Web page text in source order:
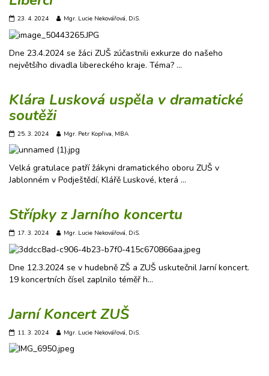
23. 4. 2024 Mgr. Lucie Nekovářová, DiS.
Dne 23.4.2024 se žáci ZUŠ zúčastnili exkurze do našeho
největšího divadla libereckého kraje. Téma? …
Klára Lusková uspěla v dramatické
soutěži
25. 3. 2024 Mgr. Petr Kopřiva, MBA
Velká gratulace patří žákyni dramatického oboru ZUŠ v
Jablonném v Podještědí, Klářě Luskové, která …
Střípky z Jarního koncertu
17. 3. 2024 Mgr. Lucie Nekovářová, DiS.
Dne 12.3.2024 se v hudebně ZŠ a ZUŠ uskutečnil Jarní koncert.
19 koncertních čísel zaplnilo téměř h…
Jarní Koncert ZUŠ
11. 3. 2024 Mgr. Lucie Nekovářová, DiS.